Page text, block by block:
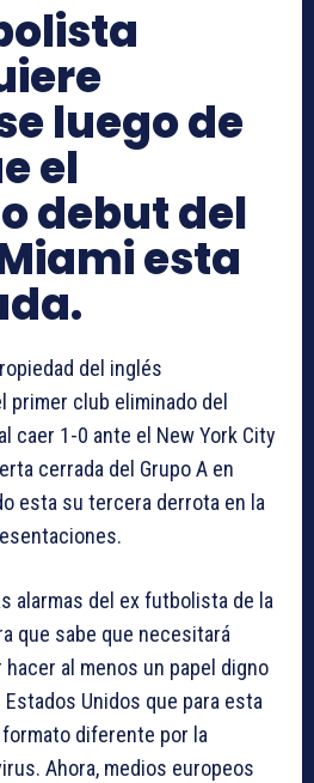
luego de
el
debut del
esta
del inglés
primer club eliminado del
caer 1-0 ante el New York City
cerrada del Grupo A en
esta su tercera derrota en la
alarmas del ex futbolista de la
que sabe que necesitará
al menos un papel digno
Unidos que para esta
diferente por la
Ahora, medios europeos